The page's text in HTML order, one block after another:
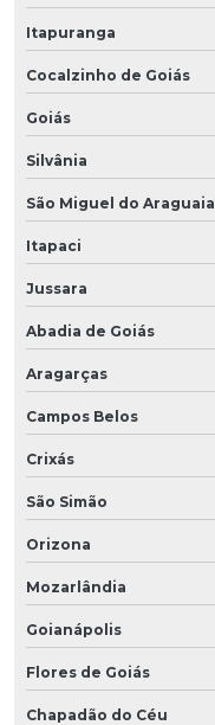
Itapuranga
Cocalzinho de Goiás
Goiás
Silvânia
São Miguel do Araguaia
Itapaci
Jussara
Abadia de Goiás
Aragarças
Campos Belos
Crixás
São Simão
Orizona
Mozarlândia
Goianápolis
Flores de Goiás
Chapadão do Céu